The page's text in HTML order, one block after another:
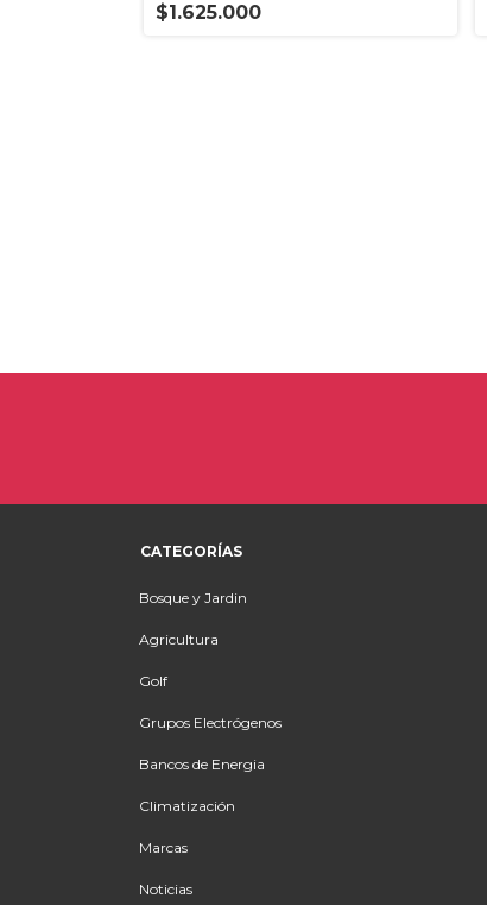
$1.625.000
CATEGORÍAS
Bosque y Jardin
Agricultura
Golf
Grupos Electrógenos
Bancos de Energia
Climatización
Marcas
Noticias